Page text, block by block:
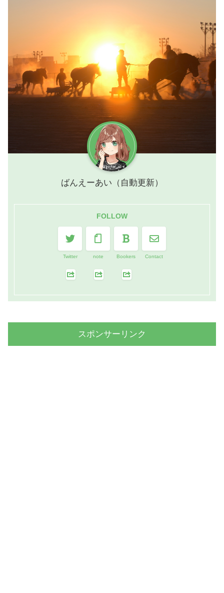
ばんえーあい（自動更新）
FOLLOW
Twitter note Bookers Contact
スポンサーリンク